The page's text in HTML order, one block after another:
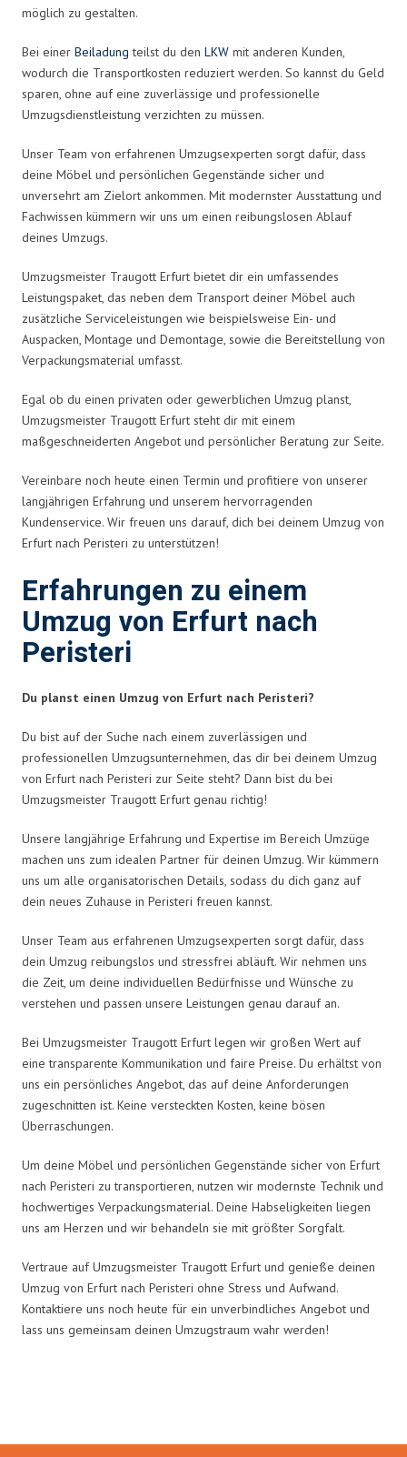
möglich zu gestalten.
Bei einer Beiladung teilst du den LKW mit anderen Kunden,
wodurch die Transportkosten reduziert werden. So kannst du Geld
sparen, ohne auf eine zuverlässige und professionelle
Umzugsdienstleistung verzichten zu müssen.
Unser Team von erfahrenen Umzugsexperten sorgt dafür, dass
deine Möbel und persönlichen Gegenstände sicher und
unversehrt am Zielort ankommen. Mit modernster Ausstattung und
Fachwissen kümmern wir uns um einen reibungslosen Ablauf
deines Umzugs.
Umzugsmeister Traugott Erfurt bietet dir ein umfassendes
Leistungspaket, das neben dem Transport deiner Möbel auch
zusätzliche Serviceleistungen wie beispielsweise Ein- und
Auspacken, Montage und Demontage, sowie die Bereitstellung von
Verpackungsmaterial umfasst.
Egal ob du einen privaten oder gewerblichen Umzug planst,
Umzugsmeister Traugott Erfurt steht dir mit einem
maßgeschneiderten Angebot und persönlicher Beratung zur Seite.
Vereinbare noch heute einen Termin und profitiere von unserer
langjährigen Erfahrung und unserem hervorragenden
Kundenservice. Wir freuen uns darauf, dich bei deinem Umzug von
Erfurt nach Peristeri zu unterstützen!
Erfahrungen zu einem
Umzug von Erfurt nach
Peristeri
Du planst einen Umzug von Erfurt nach Peristeri?
Du bist auf der Suche nach einem zuverlässigen und
professionellen Umzugsunternehmen, das dir bei deinem Umzug
von Erfurt nach Peristeri zur Seite steht? Dann bist du bei
Umzugsmeister Traugott Erfurt genau richtig!
Unsere langjährige Erfahrung und Expertise im Bereich Umzüge
machen uns zum idealen Partner für deinen Umzug. Wir kümmern
uns um alle organisatorischen Details, sodass du dich ganz auf
dein neues Zuhause in Peristeri freuen kannst.
Unser Team aus erfahrenen Umzugsexperten sorgt dafür, dass
dein Umzug reibungslos und stressfrei abläuft. Wir nehmen uns
die Zeit, um deine individuellen Bedürfnisse und Wünsche zu
verstehen und passen unsere Leistungen genau darauf an.
Bei Umzugsmeister Traugott Erfurt legen wir großen Wert auf
eine transparente Kommunikation und faire Preise. Du erhältst von
uns ein persönliches Angebot, das auf deine Anforderungen
zugeschnitten ist. Keine versteckten Kosten, keine bösen
Überraschungen.
Um deine Möbel und persönlichen Gegenstände sicher von Erfurt
nach Peristeri zu transportieren, nutzen wir modernste Technik und
hochwertiges Verpackungsmaterial. Deine Habseligkeiten liegen
uns am Herzen und wir behandeln sie mit größter Sorgfalt.
Vertraue auf Umzugsmeister Traugott Erfurt und genieße deinen
Umzug von Erfurt nach Peristeri ohne Stress und Aufwand.
Kontaktiere uns noch heute für ein unverbindliches Angebot und
lass uns gemeinsam deinen Umzugstraum wahr werden!